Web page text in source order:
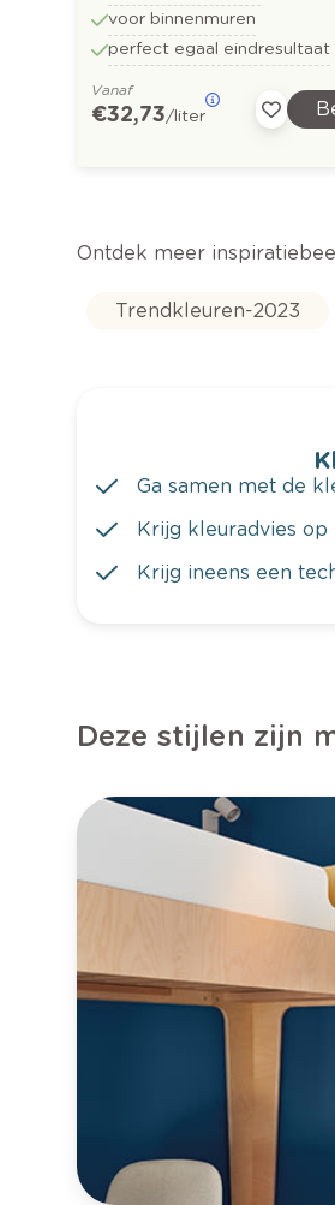
voor binnenmuren
perfect egaal eindresultaat
Vanaf
€ 32,73/liter
Ontdek meer
Trendkleuren-2023
Ga samen met de
Krijg kleuradvies op
Krijg ineens een
Deze stijlen zijn